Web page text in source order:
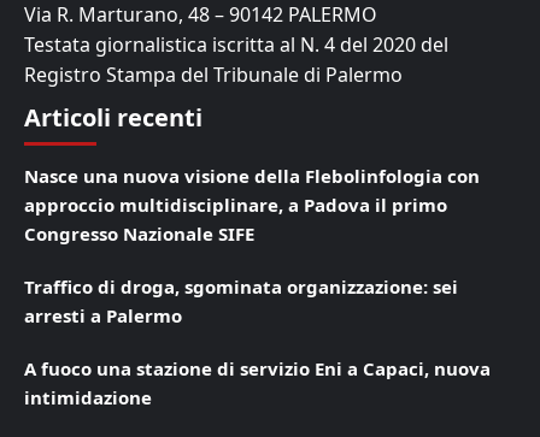
Via R. Marturano, 48 – 90142 PALERMO
Testata giornalistica iscritta al N. 4 del 2020 del
Registro Stampa del Tribunale di Palermo
Articoli recenti
Nasce una nuova visione della Flebolinfologia con
approccio multidisciplinare, a Padova il primo
Congresso Nazionale SIFE
Traffico di droga, sgominata organizzazione: sei
arresti a Palermo
A fuoco una stazione di servizio Eni a Capaci, nuova
intimidazione